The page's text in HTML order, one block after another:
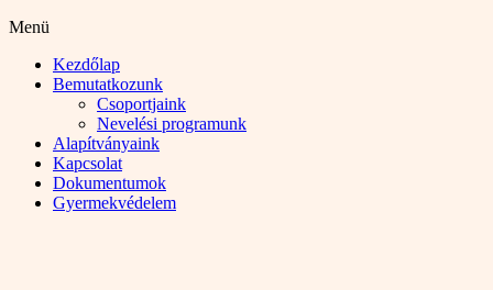
Menü
Kezdőlap
Bemutatkozunk
Csoportjaink
Nevelési programunk
Alapítványaink
Kapcsolat
Dokumentumok
Gyermekvédelem